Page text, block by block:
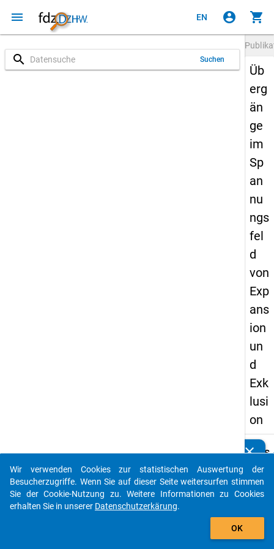
menu EN account_circle shopping_cart
search Suchen
Üb
erg
än
ge
im
Sp
an
nu
ngs
fel
d
von
Exp
ans
ion
un
d
Exk
lusi
on
Details
Ulf;
clear
Kennen Sie Publikationen, die auf Basis unserer
Datenpakete entstanden sind? Dann teilen Sie uns diese
bitte mit...
auto_stories
Wir verwenden Cookies zur statistischen Auswertung der
Besucherzugriffe. Wenn Sie auf dieser Seite weitersurfen stimmen
Sie der Cookie-Nutzung zu. Weitere Informationen zu Cookies
erhalten Sie in unserer Datenschutzerkärung.
OK